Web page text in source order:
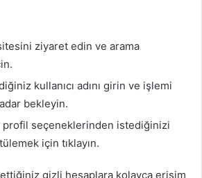
ziyaret edin ve arama
kullanıcı adını girin ve işlemi
bekleyin.
profil seçeneklerinden istediğinizi
için tıklayın.
ettiğiniz gizli hesaplara kolayca erişim